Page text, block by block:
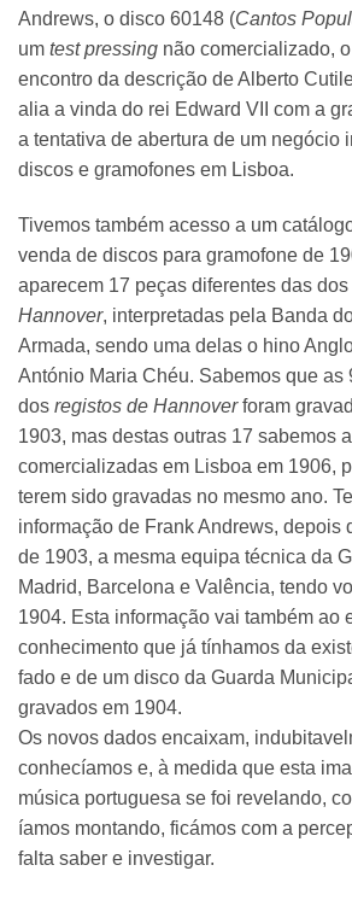
Andrews, o disco 60148 (Cantos
um test pressing não comercializado,
encontro da descrição de Alberto
alia a vinda do rei Edward VII com a
a tentativa de abertura de um negócio
discos e gramofones em Lisboa.
Tivemos também acesso a um
venda de discos para gramofone de
aparecem 17 peças diferentes das dos
Hannover, interpretadas pela Banda
Armada, sendo uma delas o hino
António Maria Chéu. Sabemos que as
dos registos de Hannoverforam
1903, mas destas outras 17 sabemos
comercializadas em Lisboa em 1906,
terem sido gravadas no mesmo ano.
informação de Frank Andrews, depois
de 1903, a mesma equipa técnica da
Madrid, Barcelona e Valência, tendo
1904. Esta informação vai também ao
conhecimento que já tínhamos da
fado e de um disco da Guarda
gravados em 1904.
Os novos dados encaixam,
conhecíamos e, à medida que esta
música portuguesa se foi revelando,
íamos montando, ficámos com a
falta saber e investigar.